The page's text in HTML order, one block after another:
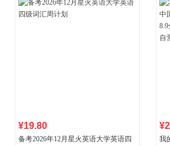
¥19.80
备考2026年12月星火英语大学英语四
我